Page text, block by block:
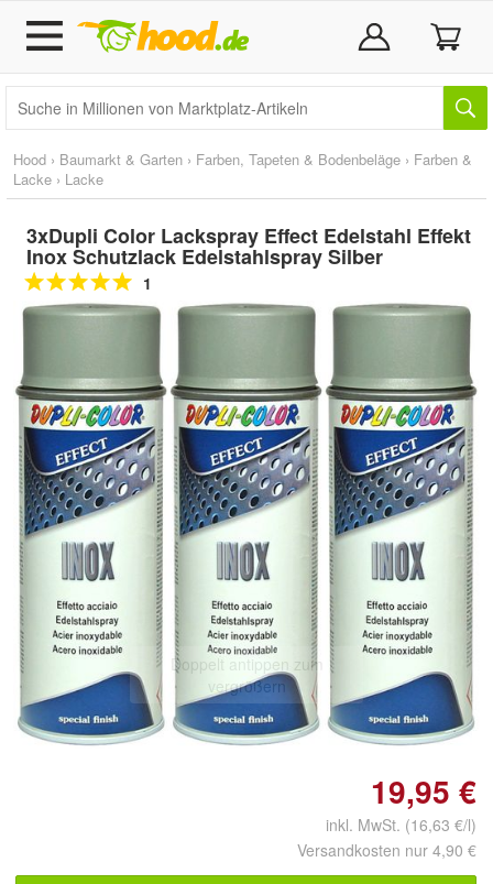
Hood › Baumarkt & Garten › Farben, Tapeten & Bodenbeläge › Farben &
Lacke › Lacke
3xDupli Color Lackspray Effect Edelstahl Effekt
Inox Schutzlack Edelstahlspray Silber
1
Doppelt antippen zum
vergrößern
19,95 €
inkl. MwSt. (16,63 €/l)
Versandkosten nur 4,90 €